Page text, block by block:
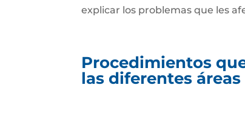
explicar los problemas que les
Procedimientos
las diferentes áreas